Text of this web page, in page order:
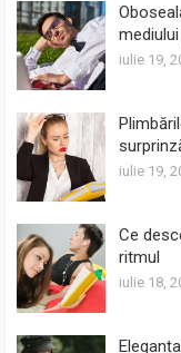
iulie 19,
iulie 19,
Ce
ritmul
iulie 18,